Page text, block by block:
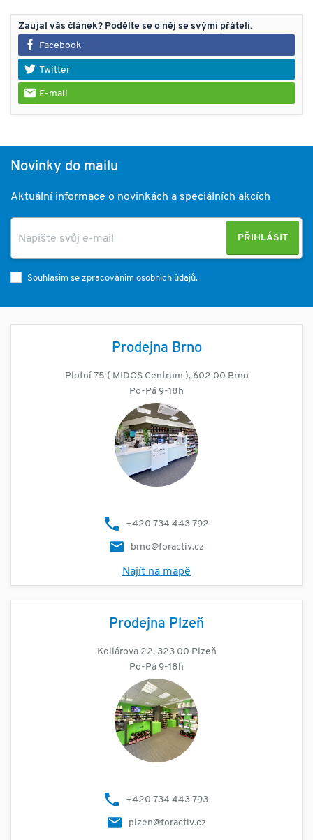
Zaujal vás článek? Podělte se o něj se svými přáteli.
Facebook
Twitter
E-mail
Novinky do mailu
Aktuální informace o novinkách a speciálních akcích
PŘIHLÁSIT
Souhlasím se zpracováním osobních údajů.
Prodejna Brno
Plotní 75 ( MIDOS Centrum ), 602 00 Brno
Po-Pá 9-18h
+420 734 443 792
brno@foractiv.cz
Najít na mapě
Prodejna Plzeň
Kollárova 22, 323 00 Plzeň
Po-Pá 9-18h
+420 734 443 793
plzen@foractiv.cz